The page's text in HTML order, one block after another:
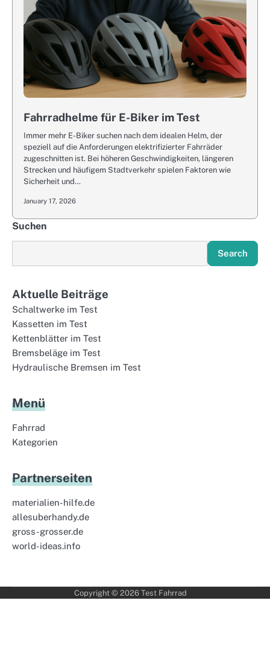
Fahrradhelme für E-Biker im Test
Immer mehr E-Biker suchen nach dem idealen Helm, der
speziell auf die Anforderungen elektrifizierter Fahrräder
zugeschnitten ist. Bei höheren Geschwindigkeiten, längeren
Strecken und häufigem Stadtverkehr spielen Faktoren wie
Sicherheit und…
January 17, 2026
Suchen
Search
Aktuelle Beiträge
Schaltwerke im Test
Kassetten im Test
Kettenblätter im Test
Bremsbeläge im Test
Hydraulische Bremsen im Test
Menü
Fahrrad
Kategorien
Partnerseiten
materialien-hilfe.de
allesuberhandy.de
gross-grosser.de
world-ideas.info
Copyright © 2026 Test Fahrrad